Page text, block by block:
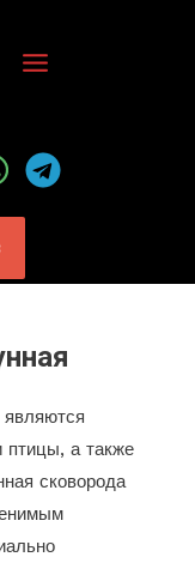
птицы, а также
сковорода